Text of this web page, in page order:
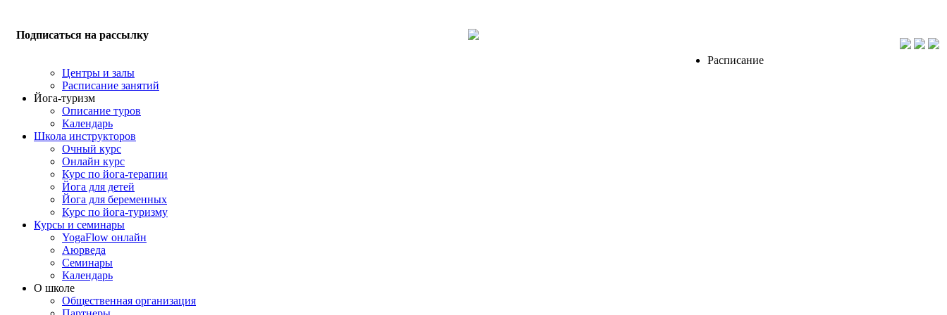
Подписаться на рассылку
Расписание
Центры и залы
Расписание занятий
Йога-туризм
Описание туров
Календарь
Школа инструкторов
Очный курс
Онлайн курс
Курс по йога-терапии
Йога для детей
Йога для беременных
Курс по йога-туризму
Курсы и семинары
YogaFlow онлайн
Аюрведа
Семинары
Календарь
О школе
Общественная организация